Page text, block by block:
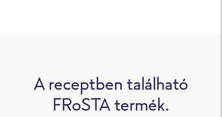
A receptben található
FRoSTA termék.